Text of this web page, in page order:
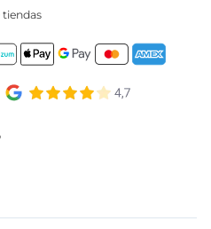
tiendas